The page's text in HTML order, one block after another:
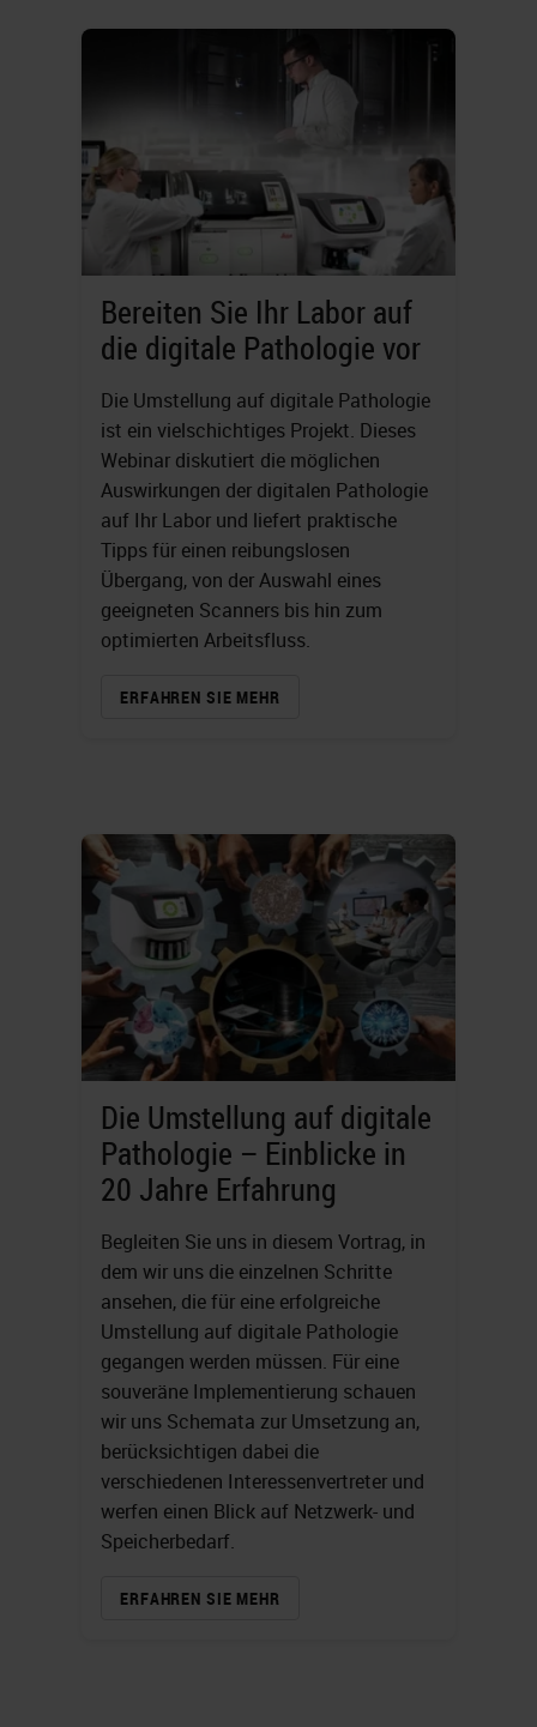
Bereiten Sie Ihr Labor auf
die digitale Pathologie vor
Die Umstellung auf digitale Pathologie
ist ein vielschichtiges Projekt. Dieses
Webinar diskutiert die möglichen
Auswirkungen der digitalen Pathologie
auf Ihr Labor und liefert praktische
Tipps für einen reibungslosen
Übergang, von der Auswahl eines
geeigneten Scanners bis hin zum
optimierten Arbeitsfluss.
ERFAHREN SIE MEHR
Die Umstellung auf digitale
Pathologie – Einblicke in
20 Jahre Erfahrung
Begleiten Sie uns in diesem Vortrag, in
dem wir uns die einzelnen Schritte
ansehen, die für eine erfolgreiche
Umstellung auf digitale Pathologie
gegangen werden müssen. Für eine
souveräne Implementierung schauen
wir uns Schemata zur Umsetzung an,
berücksichtigen dabei die
verschiedenen Interessenvertreter und
werfen einen Blick auf Netzwerk- und
Speicherbedarf.
ERFAHREN SIE MEHR